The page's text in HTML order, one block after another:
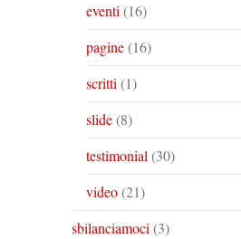
eventi (16)
pagine(16)
scritti (1)
slide(8)
testimonial (30)
video(21)
sbilanciamoci (3)